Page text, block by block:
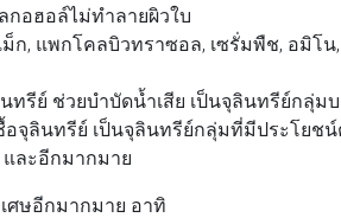
อฮอล์ไม่ทำลายผิวใบ
ก, แพกโคลบิวทราซอล, เซรั่มพืช, อมิโน
ทรีย์ ช่วยบำบัดน้ำเสีย เป็นจุลินทรีย์กลุ่
จุลินทรีย์ เป็นจุลินทรีย์กลุ่มที่มีประโยชน์
ละอีกมากมาย
ศษอีกมากมาย อาทิ